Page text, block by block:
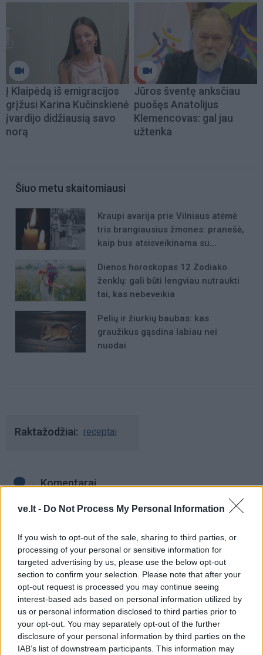
ve.lt - Do Not Process My Personal Information
If you wish to opt-out of the sale, sharing to third parties, or
processing of your personal or sensitive information for
targeted advertising by us, please use the below opt-out
section to confirm your selection. Please note that after your
opt-out request is processed you may continue seeing
interest-based ads based on personal information utilized by
us or personal information disclosed to third parties prior to
your opt-out. You may separately opt-out of the further
disclosure of your personal information by third parties on the
IAB’s list of downstream participants. This information may
Į Klaipėdą iš emigracijos
grįžusi Karina Kučinskienė
įvardijo didžiausią savo
norą
Jūros šventę anksčiau
puošęs Anatolijus
Klemencovas: gal jau
užtenka
Šiuo metu skaitomiausi
Kraupi avarija prie Vilniaus atėmė
tris brangiausius žmones: pranešė,
kaip bus atsisveikinama su
Dienos horoskopas 12 Zodiako
ženklų: gali būti lengviau nutraukti
tai, kas nebeveikia
Pelių ir žiurkių baubas: kas
graužikus gąsdina labiau nei
nuodai
Raktažodžiai receptai
Komentarai
Jūsų vardas
Komentaras